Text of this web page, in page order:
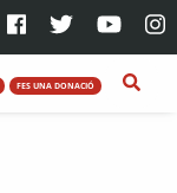
FES UNA DONACIÓ